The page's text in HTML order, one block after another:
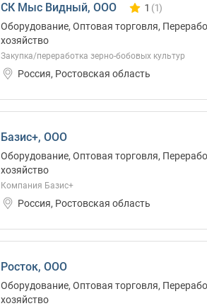
СК Мыс Видный, ООО Количество
1 (1)
Оборудование, Оптовая торговля,
хозяйство
Закупка/переработка зерно-бобовых культур
Россия, Ростовская область
Базис+, ООО
Оборудование, Оптовая торговля,
хозяйство
Компания Базис+
Россия, Ростовская область
Росток, ООО
Оборудование, Оптовая торговля,
хозяйство